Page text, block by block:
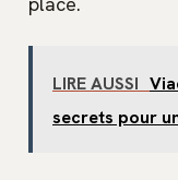
LIRE AUSSI
secrets pour